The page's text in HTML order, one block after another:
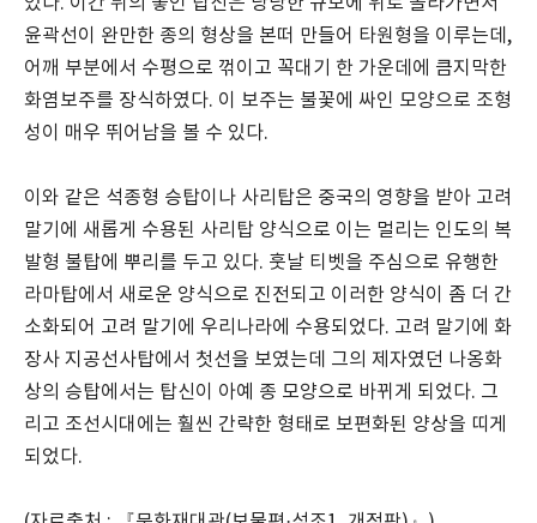
윤곽선이 완만한 종의 형상을 본떠 만들어 타원형을 이루는데,
어깨 부분에서 수평으로 꺾이고 꼭대기 한 가운데에 큼지막한
화염보주를 장식하였다. 이 보주는 불꽃에 싸인 모양으로 조형
성이 매우 뛰어남을 볼 수 있다.
이와 같은 석종형 승탑이나 사리탑은 중국의 영향을 받아 고려
말기에 새롭게 수용된 사리탑 양식으로 이는 멀리는 인도의 복
발형 불탑에 뿌리를 두고 있다. 훗날 티벳을 주심으로 유행한
라마탑에서 새로운 양식으로 진전되고 이러한 양식이 좀 더 간
소화되어 고려 말기에 우리나라에 수용되었다. 고려 말기에 화
장사 지공선사탑에서 첫선을 보였는데 그의 제자였던 나옹화
상의 승탑에서는 탑신이 아예 종 모양으로 바뀌게 되었다. 그
리고 조선시대에는 훨씬 간략한 형태로 보편화된 양상을 띠게
되었다.